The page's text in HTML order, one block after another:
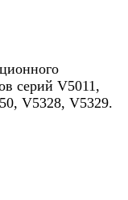
серий V5011,
V5328, V5329.